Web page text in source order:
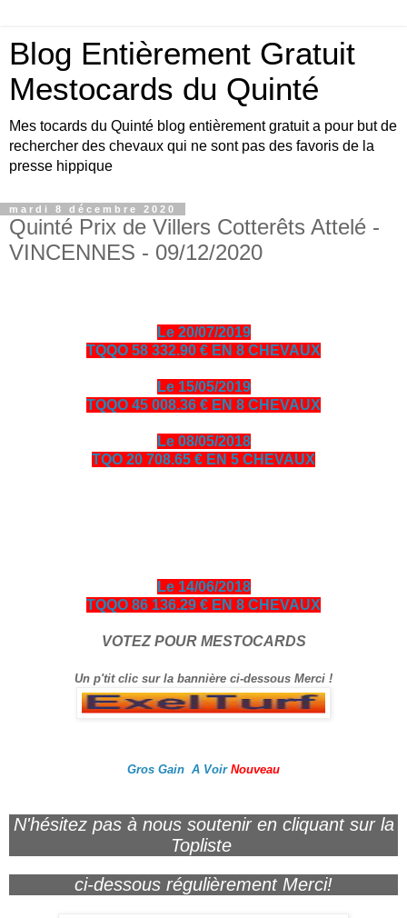
Blog Entièrement Gratuit
Mestocards du Quinté
Mes tocards du Quinté blog entièrement gratuit a pour but de
rechercher des chevaux qui ne sont pas des favoris de la
presse hippique
mardi 8 décembre 2020
Quinté Prix de Villers Cotterêts Attelé -
VINCENNES - 09/12/2020
Le 20/07/2019
TQQO 58 332.90 € EN 8 CHEVAUX
Le 15/05/2019
TQQO 45 008.36 € EN 8 CHEVAUX
Le 08/05/2018
TQO 20 708.65 € EN 5 CHEVAUX
Le 14/06/2018
TQQO 86 136.29 € EN 8 CHEVAUX
VOTEZ POUR MESTOCARDS
Un p'tit clic sur la bannière ci-dessous Merci !
Gros Gain A Voir Nouveau
N'hésitez pas à nous soutenir en cliquant sur la
Topliste
ci-dessous régulièrement Merci!